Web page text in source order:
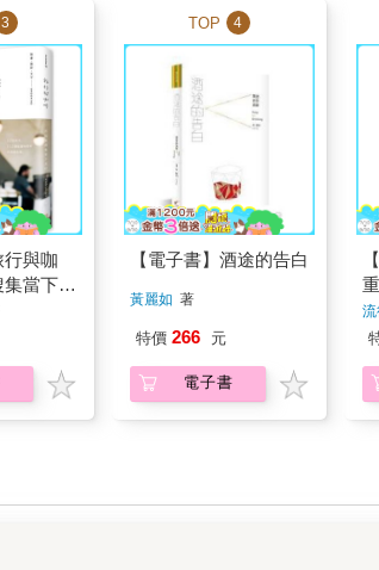
3
行與咖
當下美
TOP 4
【電子書】酒途的告白
黃麗如 著
特價 266 元
電子書